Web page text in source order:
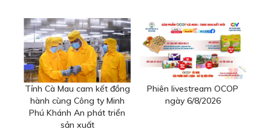
Tỉnh Cà Mau cam kết đồng
hành cùng Công ty Minh
Phú Khánh An phát triển
sản xuất
Phiên livestream OCOP
ngày 6/8/2026